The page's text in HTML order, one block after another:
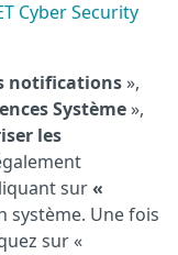
Cyber Security
notifications»,
Système»,
les
sur«
système. Une fois
sur «